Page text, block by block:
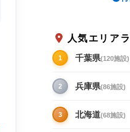
人気エリア
1 千葉県(120施設)
2 兵庫県(86施設)
3 北海道(68施設)